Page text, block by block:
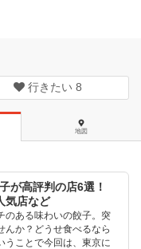
行きたい 8
地図
が高評判の店6選！
気店など
のある味わいの餃子。突
んか？どうせ食べるなら
うことで今回は、東京に